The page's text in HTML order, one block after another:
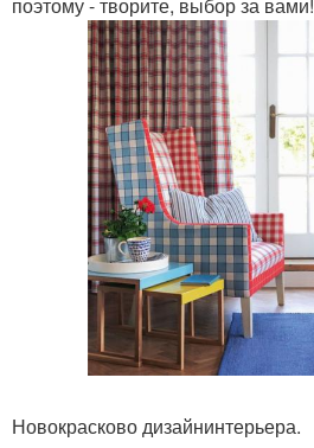
Новокрасково дизайнинтерьера.